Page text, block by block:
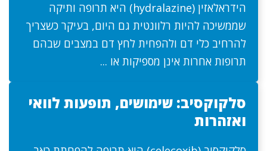
הידראלאזין (hydralazine) היא תרופה ותיקה
שממשיכה להיות רלוונטית גם היום, בעיקר כשצריך
להרחיב כלי דם ולהפחית לחץ דם במצבים שבהם
תרופות אחרות אינן מספיקות או ...
סלקוקסיב: שימושים, תופעות לוואי
ואזהרות